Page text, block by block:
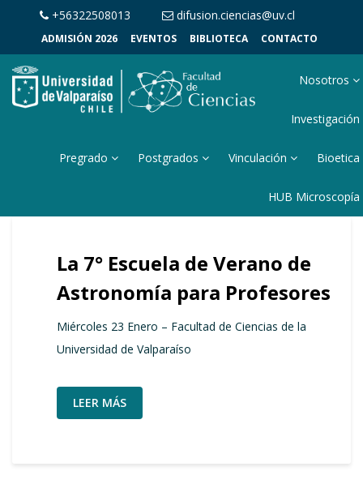
+56322508013 difusion.ciencias@uv.cl
ADMISIÓN 2026 EVENTOS BIBLIOTECA CONTACTO
Nosotros
Investigación
Pregrado Postgrados Vinculación Bioetica
HUB Microscopía
La 7° Escuela de Verano de
Astronomía para Profesores
Miércoles 23 Enero – Facultad de Ciencias de la
Universidad de Valparaíso
LEER MÁS